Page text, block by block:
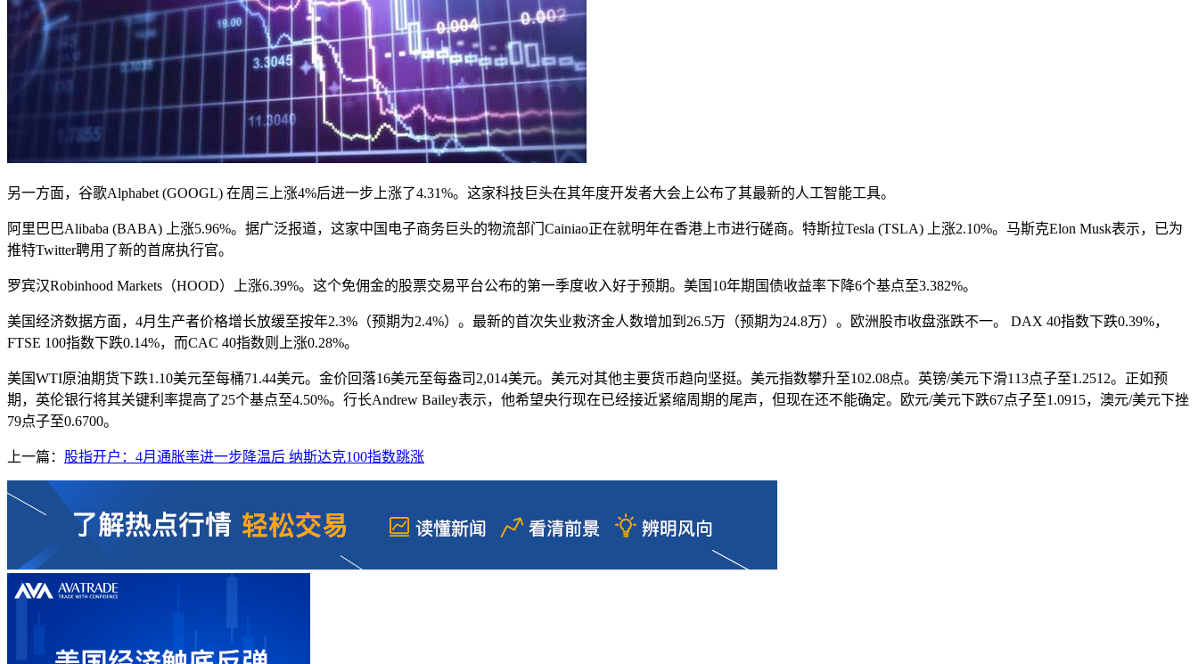
另一方面，谷歌Alphabet (GOOGL) 在周三上涨4%后进一步上涨了4.31%。这家科技巨头在其年度开发者大会上公布了其最新的人工智能工具。
阿里巴巴Alibaba (BABA) 上涨5.96%。据广泛报道，这家中国电子商务巨头的物流部门Cainiao正在就明年在香港上市进行磋商。特斯拉Tesla (TSLA) 上涨2.10%。马斯克Elon Musk表示，已为
推特Twitter聘用了新的首席执行官。
罗宾汉Robinhood Markets（HOOD）上涨6.39%。这个免佣金的股票交易平台公布的第一季度收入好于预期。美国10年期国债收益率下降6个基点至3.382%。
美国经济数据方面，4月生产者价格增长放缓至按年2.3%（预期为2.4%）。最新的首次失业救济金人数增加到26.5万（预期为24.8万）。欧洲股市收盘涨跌不一。 DAX 40指数下跌0.39%，
FTSE 100指数下跌0.14%，而CAC 40指数则上涨0.28%。
美国WTI原油期货下跌1.10美元至每桶71.44美元。金价回落16美元至每盎司2,014美元。美元对其他主要货币趋向坚挺。美元指数攀升至102.08点。英镑/美元下滑113点子至1.2512。正如预
期，英伦银行将其关键利率提高了25个基点至4.50%。行长Andrew Bailey表示，他希望央行现在已经接近紧缩周期的尾声，但现在还不能确定。欧元/美元下跌67点子至1.0915，澳元/美元下挫
79点子至0.6700。
上一篇： 股指开户：4月通胀率进一步降温后 纳斯达克100指数跳涨